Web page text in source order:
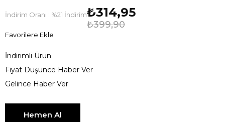
İndirim Oranı : %21 İndirim
₺399,90
₺314,95
Favorilere Ekle
İndirimli Ürün
Fiyat Düşünce Haber Ver
Gelince Haber Ver